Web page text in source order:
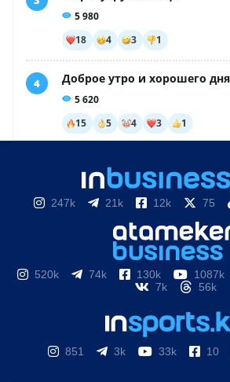
247k 21k 12k 75
520k 74k 130k 1087k
7k
56k
851 3k 33k 10